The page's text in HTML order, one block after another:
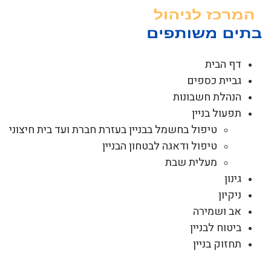
דף הבית
גביית כספים
הנהלת חשבונות
תפעול בניין
טיפול בחשמל בבניין בעזרת חברת ועד בית חיצוני
טיפול ודאגה לבטחון הבניין
מעלית שבת
גינון
ניקיון
אב ושמירה
ביטוח לבניין
תחזוק בניין